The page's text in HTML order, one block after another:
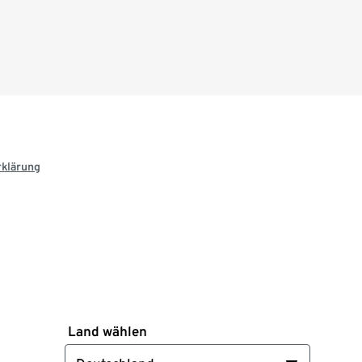
Land wählen